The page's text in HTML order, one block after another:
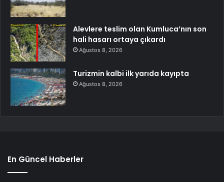
Alevlere teslim olan Kumluca’nın son
hali hasarı ortaya çıkardı
Ağustos 8, 2026
Turizmin kalbi ilk yarıda kayıpta
Ağustos 8, 2026
En Güncel Haberler